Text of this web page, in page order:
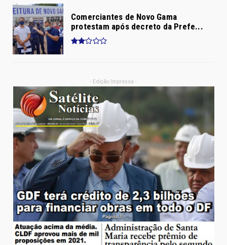
Comerciantes de Novo Gama
protestam após decreto da Prefe...
- Edição Impressa -